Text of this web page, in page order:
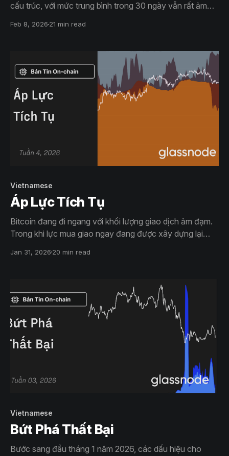
cấu trúc, với mức trung bình trong 30 ngày vẫn rất ảm
Điều này phản ánh khoảng trống nhu cầu, nơi mà áp lực
Feb 8, 2026 21 min read
Vietnamese
Áp Lực Tích Tụ
Bitcoin đang đi ngang với khối lượng giao dịch ảm đạm.
Trong khi lực mua giao ngay đang được xây dựng lại
càng nghiêng về xu hướng phòng thủ.
Jan 31, 2026 20 min read
Vietnamese
Bứt Phá Thất Bại
Bước sang đầu tháng 1 năm 2026, các dấu hiệu cho